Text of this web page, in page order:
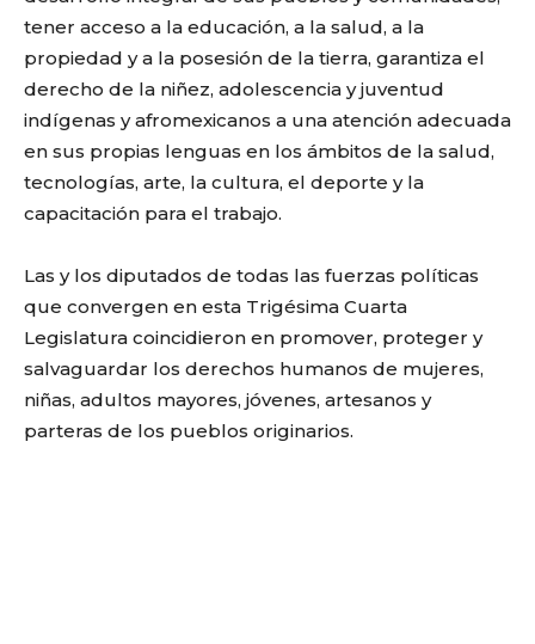
tener acceso a la educación, a la salud, a la
propiedad y a la posesión de la tierra, garantiza el
derecho de la niñez, adolescencia y juventud
indígenas y afromexicanos a una atención adecuada
en sus propias lenguas en los ámbitos de la salud,
tecnologías, arte, la cultura, el deporte y la
capacitación para el trabajo.
Las y los diputados de todas las fuerzas políticas
que convergen en esta Trigésima Cuarta
Legislatura coincidieron en promover, proteger y
salvaguardar los derechos humanos de mujeres,
niñas, adultos mayores, jóvenes, artesanos y
parteras de los pueblos originarios.